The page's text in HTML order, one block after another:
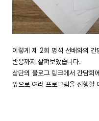
이렇게 제 2회 명석 선배와의 간
반응까지 살펴보았습니다.
상단의 블로그 링크에서 간담회
앞으로 여러 프로그램을 진행할